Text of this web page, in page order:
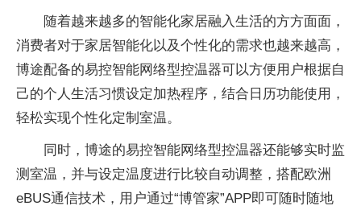
随着越来越多的智能化家居融入生活的方方面面，
消费者对于家居智能化以及个性化的需求也越来越高，
博途配备的易控智能网络型控温器可以方便用户根据自
己的个人生活习惯设定加热程序，结合日历功能使用，
轻松实现个性化定制室温。
同时，博途的易控智能网络型控温器还能够实时监
测室温，并与设定温度进行比较自动调整，搭配欧洲
eBUS通信技术，用户通过“博管家”APP即可随时随地